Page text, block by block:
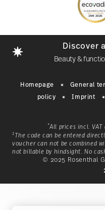
Discover
Beauty &
With a
Homepage General
policy
Imprint
*All prices incl.
1The code can be entered
voucher can not be combined
not billable by hindsight. No
© 2025 Rosenthal